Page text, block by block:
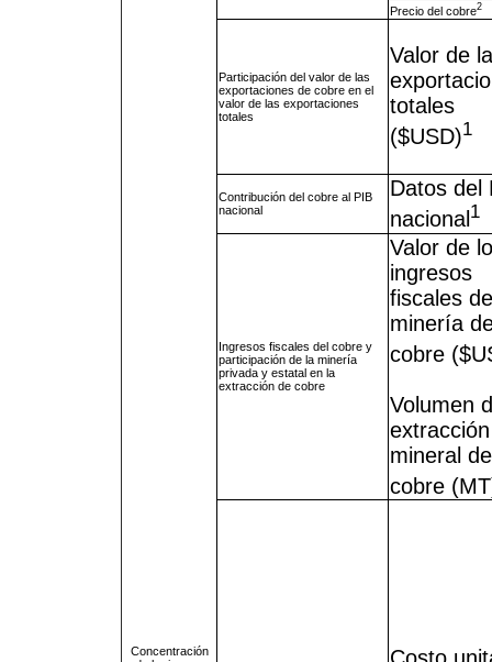
Concentración
Precio del cobre2
Participación del valor de las
exportaciones de cobre en el
valor de las exportaciones
totales
Valor de
totales
($USD)1
Contribución del cobre al PIB
nacional
Datos del
nacional 1
Ingresos fiscales del cobre y
participación de la minería
privada y estatal en la
extracción de cobre
Valor de
ingresos
fiscales
minería
cobre
Volumen
extracción
mineral de
cobre